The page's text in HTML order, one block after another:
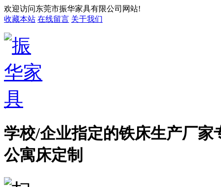
欢迎访问东莞市振华家具有限公司网站!
收藏本站 在线留言 关于我们
学校/企业指定的铁床生产厂家
公寓床定制